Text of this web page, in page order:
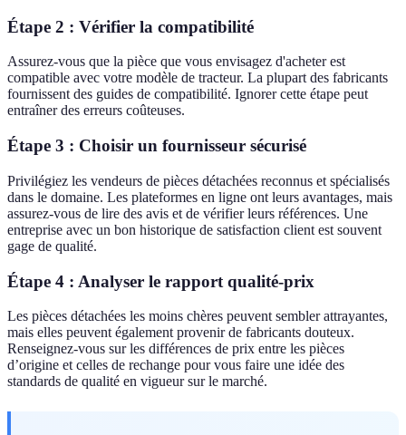
Étape 2 : Vérifier la compatibilité
Assurez-vous que la pièce que vous envisagez d'acheter est
compatible avec votre modèle de tracteur. La plupart des fabricants
fournissent des guides de compatibilité. Ignorer cette étape peut
entraîner des erreurs coûteuses.
Étape 3 : Choisir un fournisseur sécurisé
Privilégiez les vendeurs de pièces détachées reconnus et spécialisés
dans le domaine. Les plateformes en ligne ont leurs avantages, mais
assurez-vous de lire des avis et de vérifier leurs références. Une
entreprise avec un bon historique de satisfaction client est souvent
gage de qualité.
Étape 4 : Analyser le rapport qualité-prix
Les pièces détachées les moins chères peuvent sembler attrayantes,
mais elles peuvent également provenir de fabricants douteux.
Renseignez-vous sur les différences de prix entre les pièces
d’origine et celles de rechange pour vous faire une idée des
standards de qualité en vigueur sur le marché.